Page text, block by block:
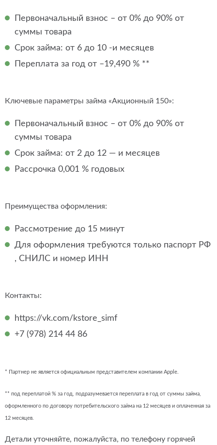
Первоначальный взнос – от 0% до 90% от
суммы товара
Срок займа: от 6 до 10 -и месяцев
Переплата за год от –19,490 % **
Ключевые параметры займа «Акционный 150»:
Первоначальный взнос – от 0% до 90% от
суммы товара
Срок займа: от 2 до 12 — и месяцев
Рассрочка 0,001 % годовых
Преимущества оформления:
Рассмотрение до 15 минут
Для оформления требуются только паспорт РФ
, СНИЛС и номер ИНН
Контакты:
https://vk.com/kstore_simf
+7 (978) 214 44 86
* Партнер не является официальным представителем компании Apple.
** под переплатой % за год, подразумевается переплата в год от суммы займа,
оформленного по договору потребительского займа на 12 месяцев и оплаченная за
12 месяцев.
Детали уточняйте, пожалуйста, по телефону горячей